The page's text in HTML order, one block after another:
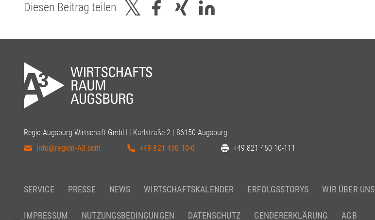
Diesen Beitrag teilen
Regio Augsburg Wirtschaft GmbH | Karlstraße 2 | 86150 Augsburg
info@region-A3.com
+49 821 450 10-0 +49 821 450 10-111
SERVICE PRESSE NEWS WIRTSCHAFTSKALENDER ERFOLGSSTORYS WIR ÜBER UNS
IMPRESSUM NUTZUNGSBEDINGUNGEN DATENSCHUTZ GENDERERKLÄRUNG AGB